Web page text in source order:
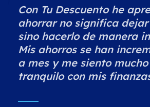
Con Tu Descuento he
ahorrar no significa
sino hacerlo de manera
Mis ahorros se han
a mes y me siento
tranquilo con mis